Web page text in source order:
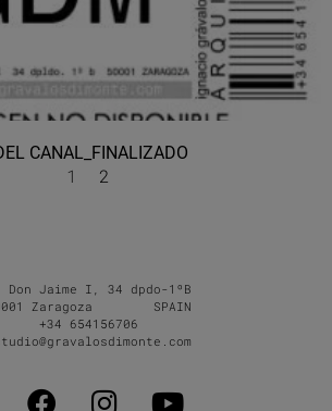
CANAL_FINALIZADO
1 2
Don Jaime I, 34 dpdo-1ºB
Zaragoza SPAIN
+34 654156706